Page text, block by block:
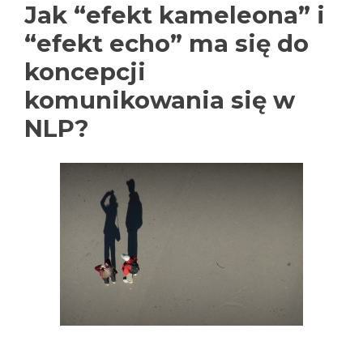
Jak “efekt kameleona” i
“efekt echo” ma się do
koncepcji
komunikowania się w
NLP?